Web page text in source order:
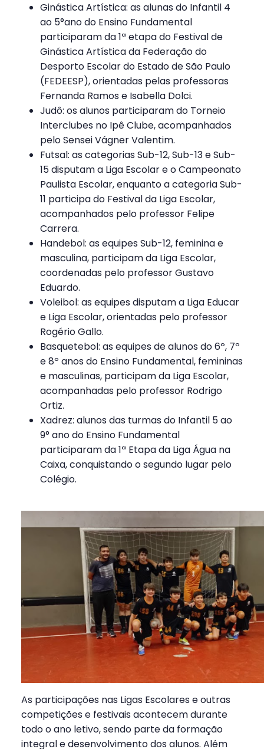
Ginástica Artística: as alunas do Infantil 4
ao 5°ano do Ensino Fundamental
participaram da 1ª etapa do Festival de
Ginástica Artística da Federação do
Desporto Escolar do Estado de São Paulo
(FEDEESP), orientadas pelas professoras
Fernanda Ramos e Isabella Dolci.
Judô: os alunos participaram do Torneio
Interclubes no Ipê Clube, acompanhados
pelo Sensei Vágner Valentim.
Futsal: as categorias Sub-12, Sub-13 e Sub-
15 disputam a Liga Escolar e o Campeonato
Paulista Escolar, enquanto a categoria Sub-
11 participa do Festival da Liga Escolar,
acompanhados pelo professor Felipe
Carrera.
Handebol: as equipes Sub-12, feminina e
masculina, participam da Liga Escolar,
coordenadas pelo professor Gustavo
Eduardo.
Voleibol: as equipes disputam a Liga Educar
e Liga Escolar, orientadas pelo professor
Rogério Gallo.
Basquetebol: as equipes de alunos do 6º, 7º
e 8º anos do Ensino Fundamental, femininas
e masculinas, participam da Liga Escolar,
acompanhadas pelo professor Rodrigo
Ortiz.
Xadrez: alunos das turmas do Infantil 5 ao
9° ano do Ensino Fundamental
participaram da 1ª Etapa da Liga Água na
Caixa, conquistando o segundo lugar pelo
Colégio.
As participações nas Ligas Escolares e outras
competições e festivais acontecem durante
todo o ano letivo, sendo parte da formação
integral e desenvolvimento dos alunos. Além